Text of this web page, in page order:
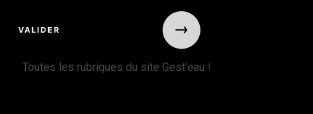
Toutes les rubriques du site Gest'eau !